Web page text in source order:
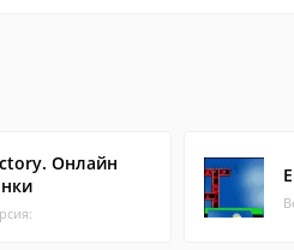
Онлайн